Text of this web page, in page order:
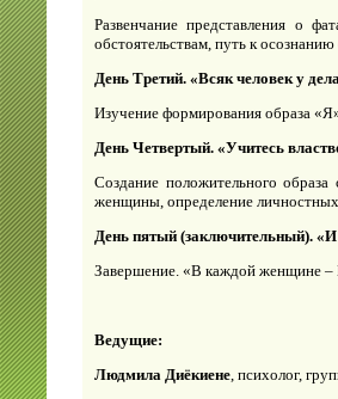
Развенчание представления о
обстоятельствам, путь к
День Третий. «Всяк человек у
Изучение формирования образа
День Четвертый. «Учитесь
Создание положительного образа
женщины, определение
День пятый (заключительный). «И
Завершение. «В каждой женщине
Ведущие:
Людмила Диёкиене, психолог,